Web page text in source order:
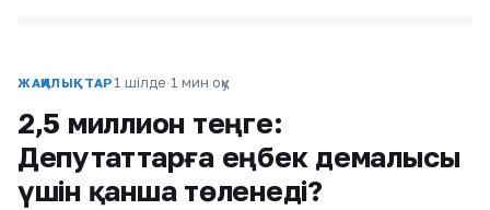
ЖАҢАЛЫҚТАР 1 шілде·1 мин оқу
2,5 миллион теңге:
Депутаттарға еңбек демалысы
үшін қанша төленеді?